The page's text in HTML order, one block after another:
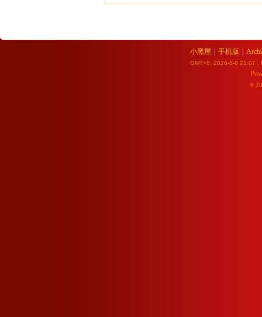
小黑屋 手机版
GMT+8, 2026-8-8 21:07 ,
©